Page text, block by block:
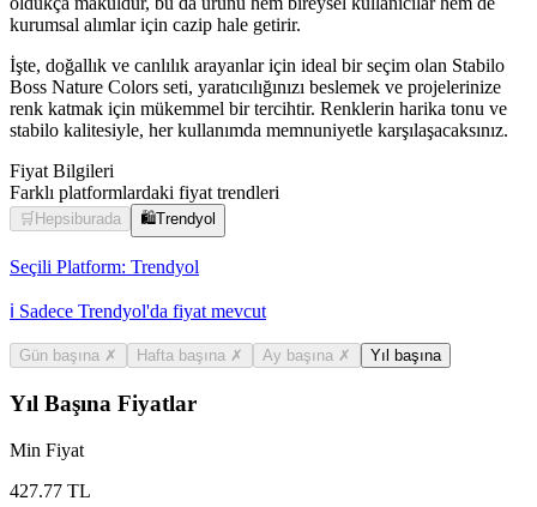
kurumsal alımlar için cazip hale getirir.
İşte, doğallık ve canlılık arayanlar için ideal bir seçim olan Stabilo
Boss Nature Colors seti, yaratıcılığınızı beslemek ve projelerinize
renk katmak için mükemmel bir tercihtir. Renklerin harika tonu ve
stabilo kalitesiyle, her kullanımda memnuniyetle karşılaşacaksınız.
Fiyat Bilgileri
Farklı platformlardaki fiyat trendleri
🛒 Hepsiburada 🛍️Trendyol
Seçili Platform: Trendyol
ℹ️ Sadece Trendyol'da fiyat mevcut
Gün başına ✗ Hafta başına ✗ Ay başına ✗ Yıl başına
Yıl Başına Fiyatlar
Min Fiyat
427.77 TL